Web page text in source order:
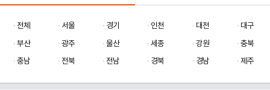
전체 서울 경기 인천 대전
대구
부산
광주 울산 세종 강원
충북
충남
전북 전남 경북 경남 제주